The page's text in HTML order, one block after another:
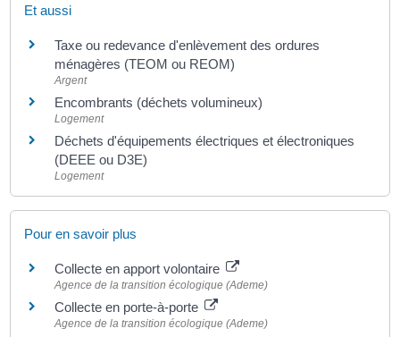
Et aussi
Taxe ou redevance d'enlèvement des ordures
ménagères (TEOM ou REOM)
Argent
Encombrants (déchets volumineux)
Logement
Déchets d'équipements électriques et électroniques
(DEEE ou D3E)
Logement
Pour en savoir plus
Collecte en apport volontaire
Agence de la transition écologique (Ademe)
Collecte en porte-à-porte
Agence de la transition écologique (Ademe)